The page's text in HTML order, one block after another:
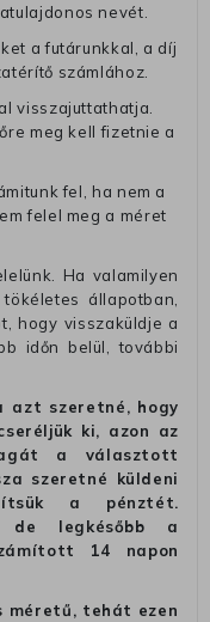
nevét.
a futárunkkal, a díj
számlához.
visszajuttathatja.
meg kell fizetnie a
fel, ha nem a
felel meg a méret
Ha valamilyen
állapotban,
hogy visszaküldje a
időn belül, további
szeretné, hogy
ki, azon az
a választott
szeretné küldeni
a pénztét.
de legkésőbb a
14 napon
méretű, tehát ezen